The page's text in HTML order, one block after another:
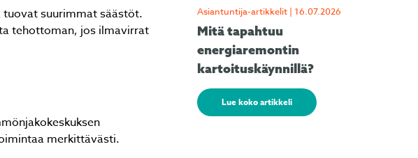
suurimmat säästöt.
tehottoman, jos ilmavirrat
merkittävästi.
Asiantuntija-artikkelit | 16.07.2026
Mitä tapahtuu
energiaremontin
kartoituskäynnillä?
Lue koko artikkeli